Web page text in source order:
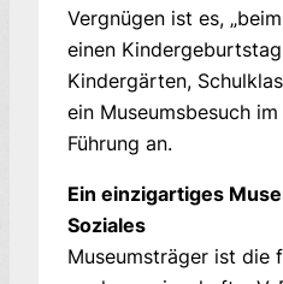
Vergnügen ist es,
einen
Kindergärten,
ein Museums­besuch
Führung an.
Ein einzigartiges
Soziales
Museumsträger ist die